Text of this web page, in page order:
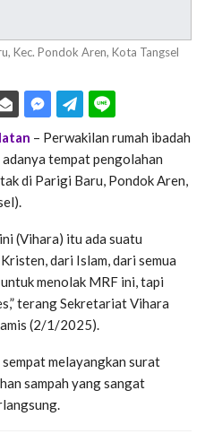
Kec. Pondok Aren, Kota Tangsel
– Perwakilan rumah ibadah
tempat pengolahan
di Parigi Baru, Pondok Aren,
(Vihara) itu ada suatu
dari Islam, dari semua
menolak MRF ini, tapi
terang Sekretariat Vihara
(2/1/2025).
melayangkan surat
sampah yang sangat